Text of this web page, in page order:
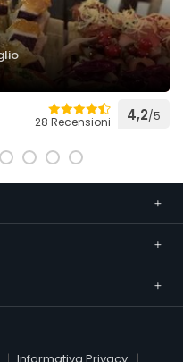
28 Recensioni 4,2/5